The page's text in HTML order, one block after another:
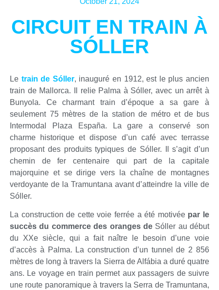
CIRCUIT EN TRAIN À
SÓLLER
Le trainde Sóller, inauguré en 1912, est le plus ancien
train de Mallorca. Il relie Palma à Sóller, avec un arrêt à
Bunyola. Ce charmant train d’époque a sa gare à
seulement 75 mètres de la station de métro et de bus
Intermodal Plaza España. La gare a conservé son
charme historique et dispose d’un café avec terrasse
proposant des produits typiques de Sóller. Il s’agit d’un
chemin de fer centenaire qui part de la capitale
majorquine et se dirige vers la chaîne de montagnes
verdoyante de la Tramuntana avant d’atteindre la ville de
Sóller.
La construction de cette voie ferrée a été motivée par le
succès du commerce des oranges deSóller au début
du XXe siècle, qui a fait naître le besoin d’une voie
d’accès à Palma. La construction d’un tunnel de 2 856
mètres de long à travers la Sierra de Alfábia a duré quatre
ans. Le voyage en train permet aux passagers de suivre
une route panoramique à travers la Serra de Tramuntana,